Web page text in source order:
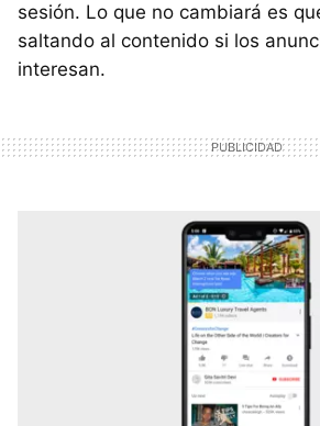
sesión. Lo que no cambiará es
saltando al contenido si los
interesan.